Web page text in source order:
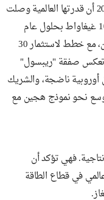
وقد أعلنت "مصدر" في كانون الثاني/يناير 2026 أن قدرتها العالمية وصلت
إلى 65 غيغاواط، أي نحو ثلثي هدفها البالغ 100 غيغاواط بحلول عام
2030، وأنها استثمرت 45 مليار دولار حتى الآن، مع خطط لاستثمار 30
وتعكس صفقة "ريبسول"
ناضجة، والشريك
نحو نموذج هجين مع
فهي تؤكد أن
في قطاع الطاقة